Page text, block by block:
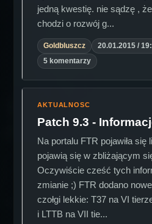
jedną kwestię. nie sądzę ,
chodzi o rozwój g...
Goldbluszcz 20.01.2015 /
5 komentarzy
AKTUALNOSC
Patch 9.3 -
Na portalu FTR pojawiła się
pojawią się w zbliżającym
Oczywiście cześć tych
zmianie ;) FTR dodano
czołgi lekkie: T37 na VI
i LTTB na VII tie...